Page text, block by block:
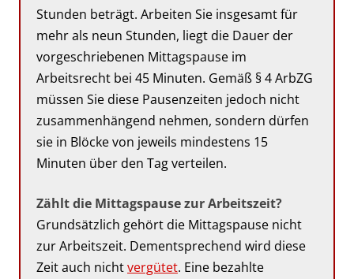
Stunden beträgt. Arbeiten Sie insgesamt für
mehr als neun Stunden, liegt die Dauer der
vorgeschriebenen Mittagspause im
Arbeitsrecht bei 45 Minuten. Gemäß § 4 ArbZG
müssen Sie diese Pausenzeiten jedoch nicht
zusammenhängend nehmen, sondern dürfen
sie in Blöcke von jeweils mindestens 15
Minuten über den Tag verteilen.
Zählt die Mittagspause zur Arbeitszeit?
Grundsätzlich gehört die Mittagspause nicht
zur Arbeitszeit. Dementsprechend wird diese
Zeit auch nichtvergütet. Eine bezahlte